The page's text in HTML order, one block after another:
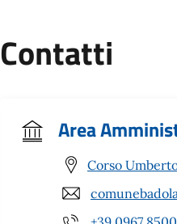
Contatti
Area
Corso